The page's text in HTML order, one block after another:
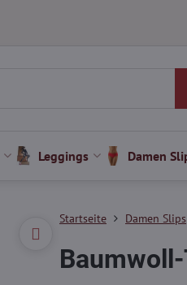
Leggings Damen
Startseite Damen Slips